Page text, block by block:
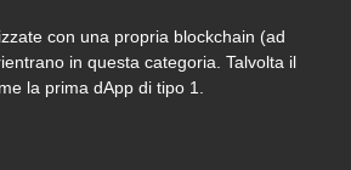
con una propria blockchain (ad
in questa categoria. Talvolta il
la prima dApp di tipo 1.